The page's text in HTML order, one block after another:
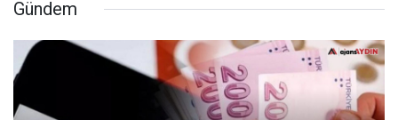
Gündem